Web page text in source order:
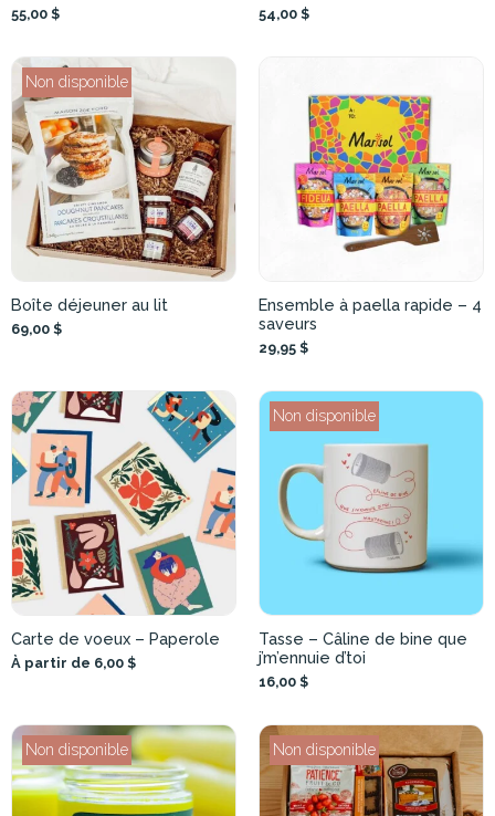
55,00 $ 54,00 $
Non disponible
Boîte déjeuner au lit
69,00 $
Ensemble à paella rapide – 4
saveurs
29,95 $
Carte de voeux – Paperole
À partir de 6,00 $
Non disponible
Tasse – Câline de bine que
j’m’ennuie d’toi
16,00 $
Non disponible Non disponible